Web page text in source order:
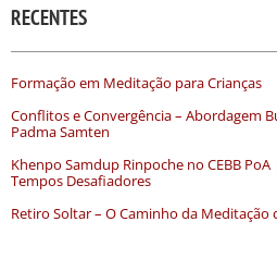
RECENTES
Formação em Meditação para Crianças
Conflitos e Convergência – Abordagem
Padma Samten
Khenpo Samdup Rinpoche no CEBB
Tempos Desafiadores
Retiro Soltar – O Caminho da Meditação